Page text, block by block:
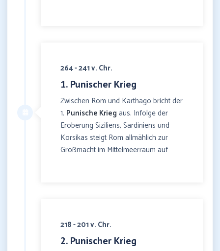
264 - 241 v. Chr.
1. Punischer Krieg
Zwischen Rom und Karthago bricht der
1. Punische Krieg aus. Infolge der
Eroberung Siziliens, Sardiniens und
Korsikas steigt Rom allmählich zur
Großmacht im Mittelmeerraum auf
218 - 201 v. Chr.
2. Punischer Krieg